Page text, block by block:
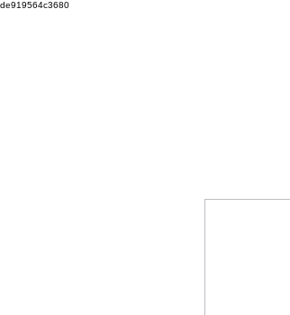
de919564c3680